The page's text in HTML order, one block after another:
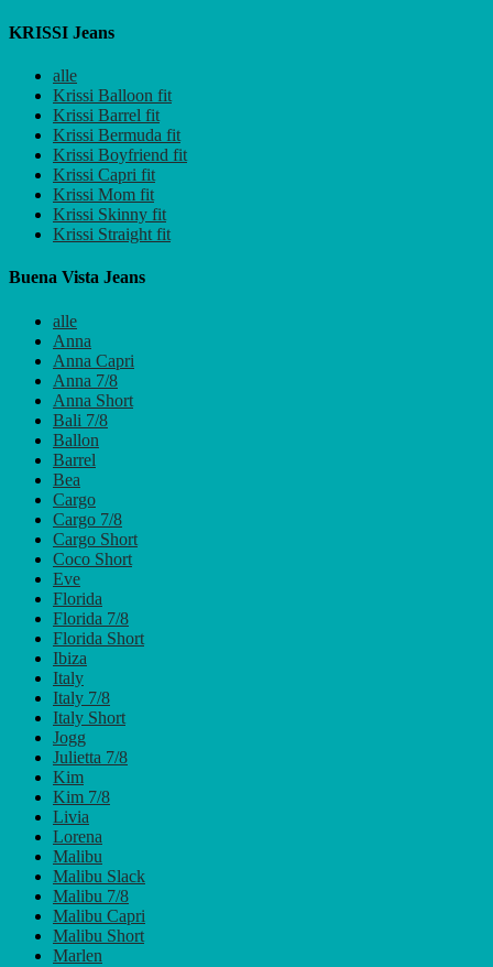
KRISSI Jeans
alle
Krissi Balloon fit
Krissi Barrel fit
Krissi Bermuda fit
Krissi Boyfriend fit
Krissi Capri fit
Krissi Mom fit
Krissi Skinny fit
Krissi Straight fit
Buena Vista Jeans
alle
Anna
Anna Capri
Anna 7/8
Anna Short
Bali 7/8
Ballon
Barrel
Bea
Cargo
Cargo 7/8
Cargo Short
Coco Short
Eve
Florida
Florida 7/8
Florida Short
Ibiza
Italy
Italy 7/8
Italy Short
Jogg
Julietta 7/8
Kim
Kim 7/8
Livia
Lorena
Malibu
Malibu Slack
Malibu 7/8
Malibu Capri
Malibu Short
Marlen